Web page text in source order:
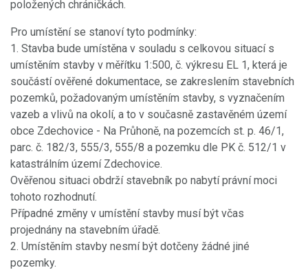
položených chráničkách.
Pro umístění se stanoví tyto podmínky:
1. Stavba bude umístěna v souladu s celkovou situací s
umístěním stavby v měřítku 1:500, č. výkresu EL 1, která je
součástí ověřené dokumentace, se zakreslením stavebních
pozemků, požadovaným umístěním stavby, s vyznačením
vazeb a vlivů na okolí, a to v současně zastavěném území
obce Zdechovice - Na Průhoně, na pozemcích st. p. 46/1,
parc. č. 182/3, 555/3, 555/8 a pozemku dle PK č. 512/1 v
katastrálním území Zdechovice.
Ověřenou situaci obdrží stavebník po nabytí právní moci
tohoto rozhodnutí.
Případné změny v umístění stavby musí být včas
projednány na stavebním úřadě.
2. Umístěním stavby nesmí být dotčeny žádné jiné
pozemky.